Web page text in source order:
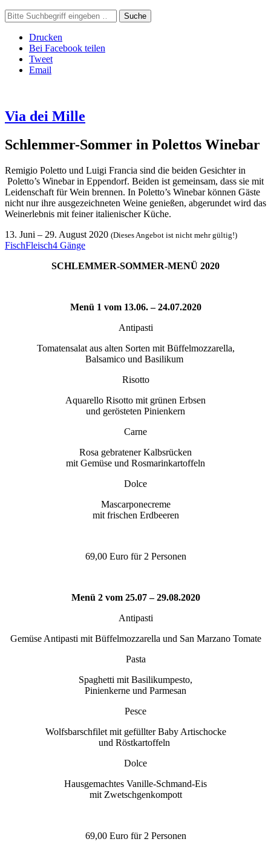
Suche
Drucken
Bei Facebook teilen
Tweet
Email
Via dei Mille
Schlemmer-Sommer in Polettos Winebar
Remigio Poletto und Luigi Francia sind die beiden Gesichter in
Poletto’s Winebar in Eppendorf. Beiden ist gemeinsam, dass sie mit
Leidenschaft für Wein brennen. In Poletto’s Winebar können Gäste
nicht nur ihre ausgezeichneten Weine genießen, abgerundet wird das
Weinerlebnis mit feiner italienischer Küche.
13. Juni – 29. August 2020 (Dieses Angebot ist nicht mehr gültig!)
FischFleisch4 Gänge
SCHLEMMER-SOMMER-MENÜ 2020
Menü 1 vom 13.06. – 24.07.2020
Antipasti
Tomatensalat aus alten Sorten mit Büffelmozzarella,
Balsamico und Basilikum
Risotto
Aquarello Risotto mit grünen Erbsen
und gerösteten Pinienkern
Carne
Rosa gebratener Kalbsrücken
mit Gemüse und Rosmarinkartoffeln
Dolce
Mascarponecreme
mit frischen Erdbeeren
69,00 Euro für 2 Personen
Menü 2 vom 25.07 – 29.08.2020
Antipasti
Gemüse Antipasti mit Büffelmozzarella und San Marzano Tomate
Pasta
Spaghetti mit Basilikumpesto,
Pinienkerne und Parmesan
Pesce
Wolfsbarschfilet mit gefüllter Baby Artischocke
und Röstkartoffeln
Dolce
Hausgemachtes Vanille-Schmand-Eis
mit Zwetschgenkompott
69,00 Euro für 2 Personen